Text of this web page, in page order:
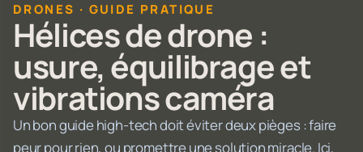
DRONES · GUIDE PRATIQUE
Hélices de drone :
usure, équilibrage et
vibrations caméra
Un bon guide high-tech doit éviter deux pièges : faire
peur pour rien, ou promettre une solution miracle. Ici,